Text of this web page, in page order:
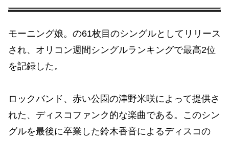
モーニング娘。の61枚目のシングルとしてリリース
され、オリコン週間シングルランキングで最高2位
を記録した。
ロックバンド、赤い公園の津野米咲によって提供さ
れた、ディスコファンク的な楽曲である。このシン
グルを最後に卒業した鈴木香音によるディスコの